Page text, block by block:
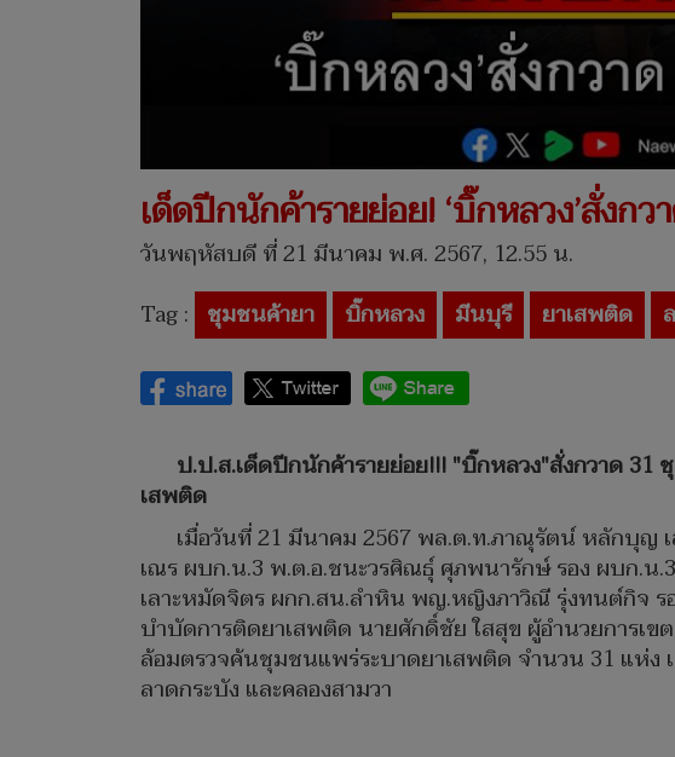
เด็ดปีกนักค้ารายย่อย! ‘บิ๊กหลวง’สั่งก
วันพฤหัสบดี ที่ 21 มีนาคม พ.ศ. 2567, 12.55 น.
Tag : ชุมชนค้ายา บิ๊กหลวง มีนบุรี ยาเสพติด
ป.ป.ส.เด็ดปีกนักค้ารายย่อย!!! "บิ๊กหลวง"สั่งกวาด
เสพติด
เมื่อวันที่ 21 มีนาคม 2567 พล.ต.ท.ภาณุรัตน์ หลักบุญ
เณร ผบก.น.3 พ.ต.อ.ชนะวรศิณธุ์ ศุภพนารักษ์ รอง ผบก.
เลาะหมัดจิตร ผกก.สน.ลำหิน พญ.หญิงภาวิณี รุ่งทนต์กิจ
บำบัดการติดยาเสพติด นายศักดิ์ชัย ใสสุข ผู้อำนวยการ
ล้อมตรวจค้นชุมชนแพร่ระบาดยาเสพติด จำนวน 31 แห่ง
ลาดกระบัง และคลองสามวา